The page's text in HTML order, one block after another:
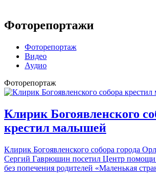
Фоторепортажи
Фоторепортаж
Видео
Аудио
Фоторепортаж
Клирик Богоявленского
крестил малышей
Клирик Богоявленского собора города
Сергий Гаврюшин посетил Центр помощи
без попечения родителей «Маленькая